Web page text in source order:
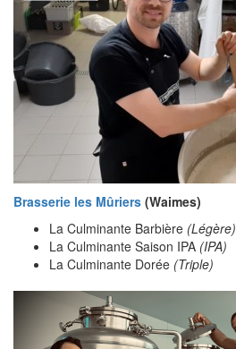
Brasserie les Mûriers (Waimes)
La Culminante Barbière (Légère)
La Culminante Saison IPA (IPA)
La Culminante Dorée (Triple)